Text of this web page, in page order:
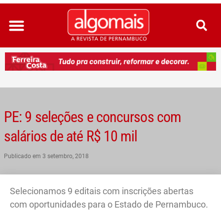
Ir
para
conteúdo
PE: 9 seleções e concursos com
salários de até R$ 10 mil
Publicado em 3 setembro, 2018
Selecionamos 9 editais com inscrições abertas
com oportunidades para o Estado de Pernambuco.